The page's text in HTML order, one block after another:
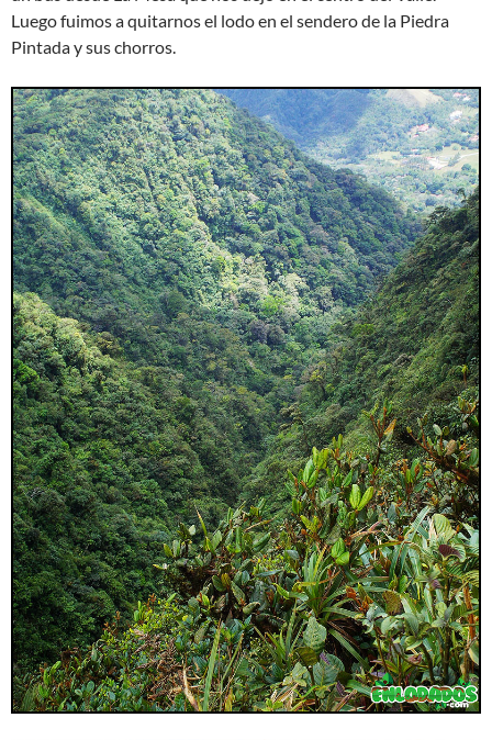
Luego fuimos a quitarnos el lodo en el sendero de la Piedra
Pintada y sus chorros.